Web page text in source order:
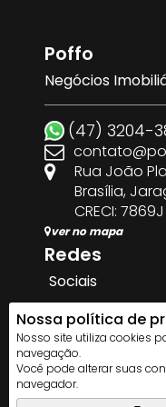
Nossa política de
Nosso site utiliza cookies
navegação.
Você pode alterar suas
navegador.
Poffo
Negócios
(47) 3204-
Rua João
Brasília,
CRECI: 7869J
ver no mapa
Redes
Sociais